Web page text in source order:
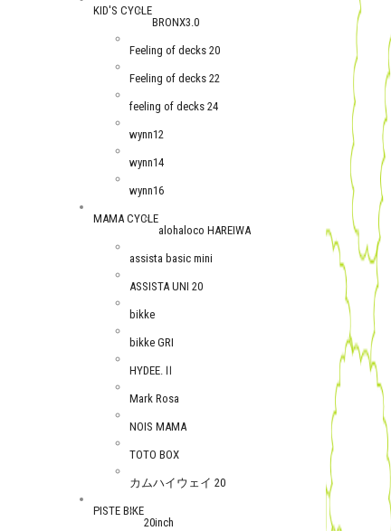
KID'S CYCLE
BRONX3.0
Feeling of decks 20
Feeling of decks 22
feeling of decks 24
wynn12
wynn14
wynn16
MAMA CYCLE
alohaloco HAREIWA
assista basic mini
ASSISTA UNI 20
bikke
bikke GRI
HYDEE.Ⅱ
Mark Rosa
NOIS MAMA
TOTO BOX
カムハイウェイ 20
PISTE BIKE
20inch